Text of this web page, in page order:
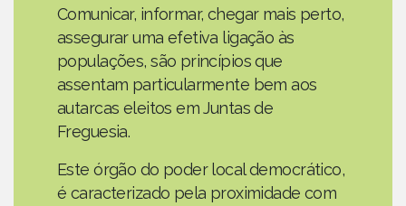
Comunicar, informar, chegar mais perto,
assegurar uma efetiva ligação às
populações, são princípios que
assentam particularmente bem aos
autarcas eleitos em Juntas de
Freguesia.
Este órgão do poder local democrático,
é caracterizado pela proximidade com